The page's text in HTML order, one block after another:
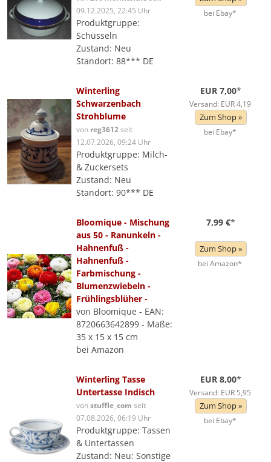
09.12.2025, 22:45 Uhr
Produktgruppe:
Schüsseln
Zustand: Neu
Standort: 88*** DE
bei Ebay*
Winterling
Schwarzenbach
Strohblume
von reg3612seit
12.07.2026, 09:24 Uhr
Produktgruppe: Milch-
& Zuckersets
Zustand: Neu
Standort: 90*** DE
EUR 7,00*
Versand: EUR 4,19
Zum Shop »
bei Ebay*
Bloomique - Mischung
aus 50 - Ranunkeln -
Hahnenfuß -
Hahnenfuß -
Farbmischung -
Blumenzwiebeln -
Frühlingsblüher -
von Bloomique - EAN:
8720663642899 - Maße:
35 x 15 x 15 cm
bei Amazon
7,99 €*
Zum Shop »
bei Amazon*
Winterling Tasse
Untertasse Indisch
vonstuffle_com seit
07.08.2026, 06:19 Uhr
Produktgruppe: Tassen
& Untertassen
Zustand: Neu: Sonstige
EUR 8,00*
Versand: EUR 5,95
Zum Shop »
bei Ebay*